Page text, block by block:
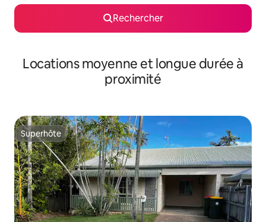
Rechercher
Locations moyenne et longue durée à
proximité
Superhôte
Superhôte